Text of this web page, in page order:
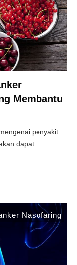
Membantu
penyakit
dapat
Nasofaring